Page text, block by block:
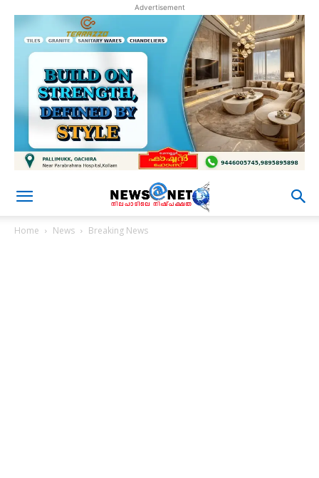
Advertisement
Home News Breaking News